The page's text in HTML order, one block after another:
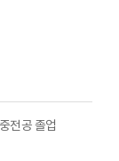
전공 졸업